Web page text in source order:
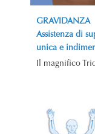
GRAVIDANZA
Assistenza di
unica e
Il magnifico